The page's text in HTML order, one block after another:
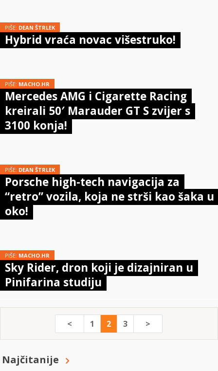
PIŠE: DEAN ŠTRLEK
Hybrid vraća novac višestruko!
PIŠE: MACHO.HR
Mercedes AMG i Cigarette Racing
kreirali 50′ Marauder GT S zvijer s
3100 konja!
PIŠE: DEAN ŠTRLEK
Porsche high-tech navigacija za
“retro” vozila, koja ne strši kao šaka u
oko!
PIŠE: MACHO.HR
Sky Rider, dron koji je dizajniran u
Pinifarina studiju
< 1 2 3 >
Najčitanije